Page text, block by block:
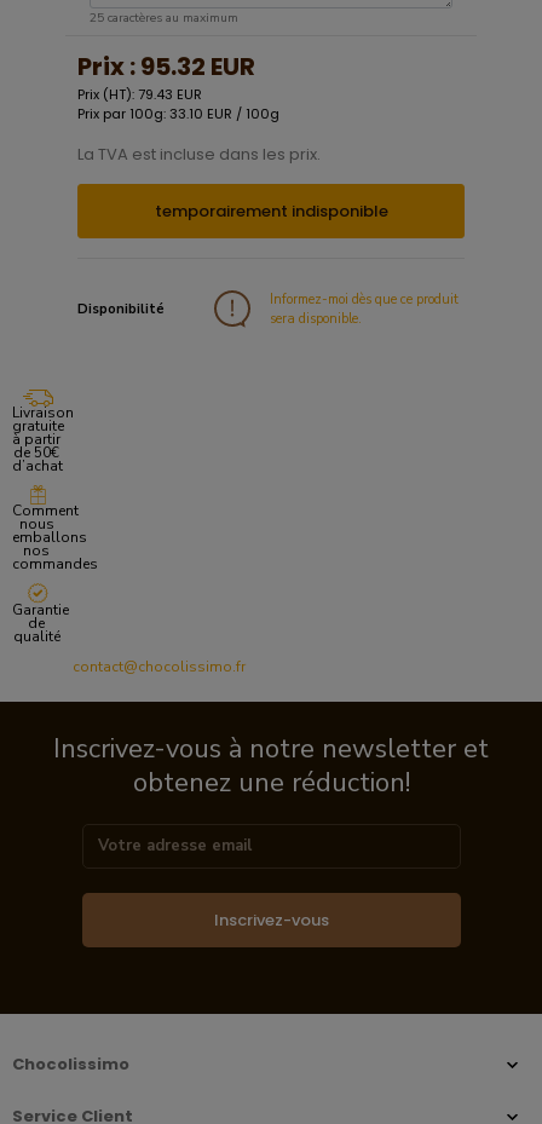
25 caractères au maximum
Prix :95.32 EUR
Prix (HT): 79.43 EUR
Prix par 100g: 33.10 EUR / 100g
La TVA est incluse dans les prix.
temporairement indisponible
Disponibilité
Informez-moi dès que ce produit
sera disponible.
Livraison
gratuite
à partir
de 50€
d’achat
Comment
nous
emballons
nos
commandes
Garantie
de
qualité
contact@chocolissimo.fr
Inscrivez-vous à notre newsletter et
obtenez une réduction!
Inscrivez-vous
Chocolissimo
Service Client